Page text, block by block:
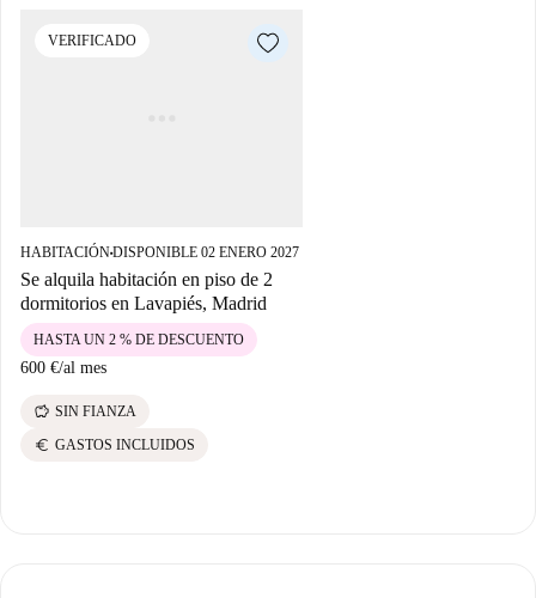
VERIFICADO
HABITACIÓN■DISPONIBLE 02 ENERO 2027
Se alquila habitación en piso de 2
dormitorios en Lavapiés, Madrid
600 €/al mes
HASTA UN 2 % DE DESCUENTO
savings SIN FIANZA
euro GASTOS INCLUIDOS